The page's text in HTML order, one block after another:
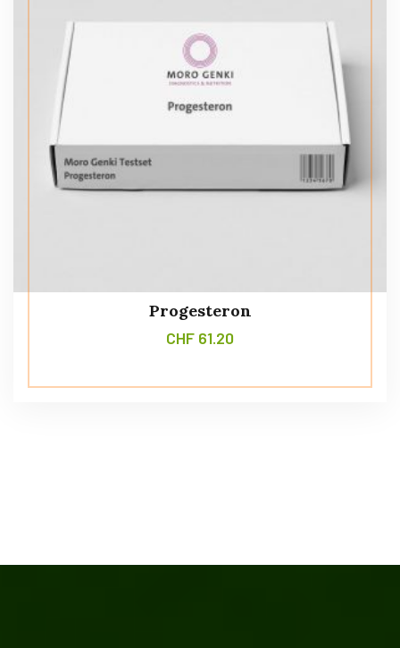
Progesteron
CHF 61.20